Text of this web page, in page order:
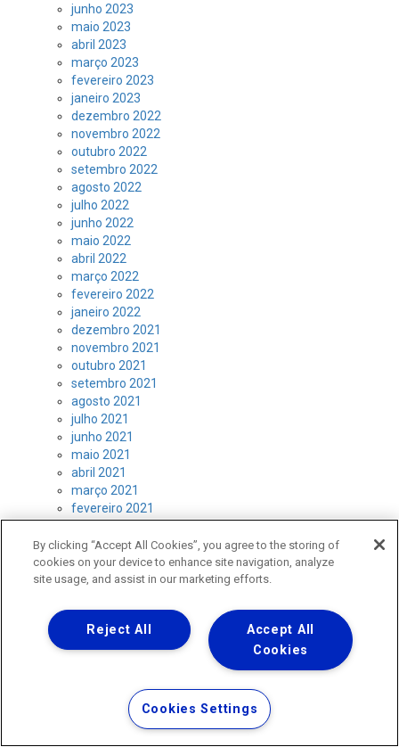
junho 2023
maio 2023
abril 2023
março 2023
fevereiro 2023
janeiro 2023
dezembro 2022
novembro 2022
outubro 2022
setembro 2022
agosto 2022
julho 2022
junho 2022
maio 2022
abril 2022
março 2022
fevereiro 2022
janeiro 2022
dezembro 2021
novembro 2021
outubro 2021
setembro 2021
agosto 2021
julho 2021
junho 2021
maio 2021
abril 2021
março 2021
fevereiro 2021
dezembro 2020
outubro 2020
agosto 2020
maio 2020
abril 2020
dezembro 2019
novembro 2019
By clicking “Accept All Cookies”, you agree to the storing of
cookies on your device to enhance site navigation, analyze
site usage, and assist in our marketing efforts.
Accept All
Cookies
Reject All
Cookies Settings